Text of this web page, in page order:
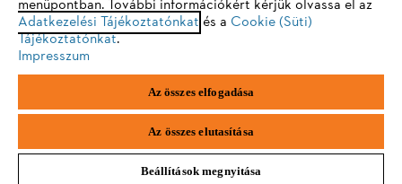
Vállalat
einem der folgenden Browser zu wechseln:
Firefox Chrome
menüpontban. További információkért kérjük olvassa el az
Adatkezelési Tájékoztatónkat és a Cookie (Süti)
Tájékoztatónkat.
Impresszum
Az összes elfogadása
Az összes elutasítása
Beállítások megnyitása